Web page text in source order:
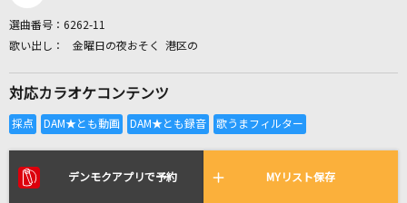
全国りれき
リアルタイムで歌われている曲の一覧
選曲番号： 6262-11
金曜日の夜おそく 港区の
対応カラオケコンテンツ
デンモクアプリで予約 MYリスト保存